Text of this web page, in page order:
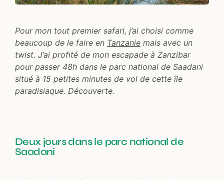
Pour mon tout premier safari, j’ai choisi comme
beaucoup de le faire en Tanzanie mais avec un
twist. J’ai profité de mon escapade à Zanzibar
pour passer 48h dans le parc national de Saadani
situé à 15 petites minutes de vol de cette île
paradisiaque. Découverte.
Deux jours dans le parc national de
Saadani